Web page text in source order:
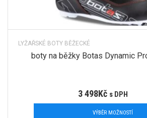
LYŽAŘSKÉ BOTY BĚŽECKÉ
boty na běžky Botas Dynamic
3 498Kč s DPH
VÝBĚR MOŽNOSTÍ